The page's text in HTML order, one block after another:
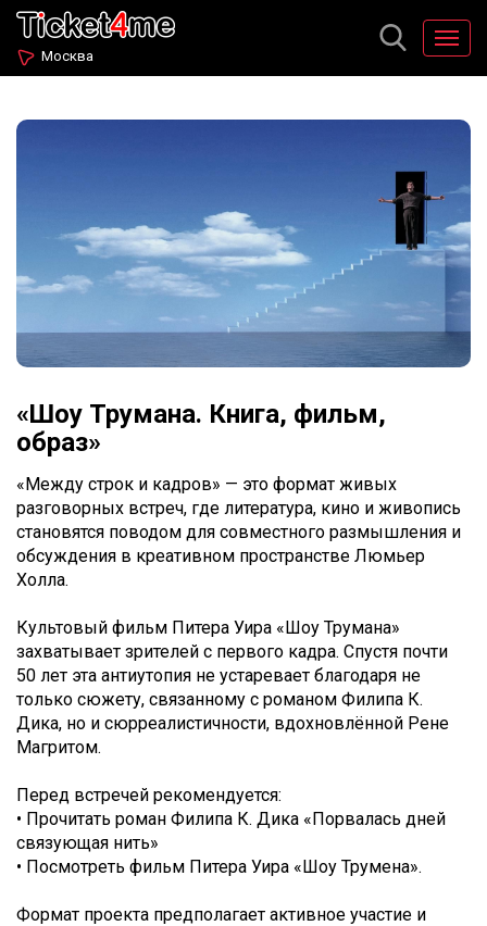
Москва
«Шоу Трумана. Книга, фильм,
образ»
«Между строк и кадров» — это формат живых
разговорных встреч, где литература, кино и живопись
становятся поводом для совместного размышления и
обсуждения в креативном пространстве Люмьер
Холла.
Культовый фильм Питера Уира «Шоу Трумана»
захватывает зрителей с первого кадра. Спустя почти
50 лет эта антиутопия не устаревает благодаря не
только сюжету, связанному с романом Филипа К.
Дика, но и сюрреалистичности, вдохновлённой Рене
Магритом.
Перед встречей рекомендуется:
• Прочитать роман Филипа К. Дика «Порвалась дней
связующая нить»
• Посмотреть фильм Питера Уира «Шоу Трумена».
Формат проекта предполагает активное участие и